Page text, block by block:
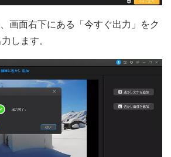
画面右下にある「今すぐ出力」をク
します。